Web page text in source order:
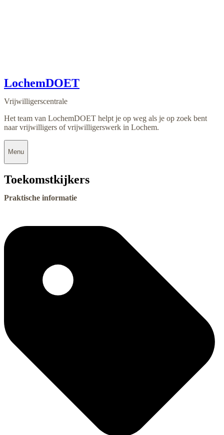
LochemDOET
Vrijwilligerscentrale
Het team van LochemDOET helpt je op weg als je op zoek bent
naar vrijwilligers of vrijwilligerswerk in Lochem.
Menu
Toekomstkijkers
Praktische informatie